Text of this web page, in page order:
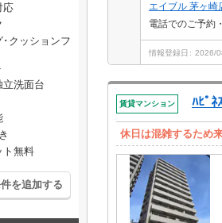
応
･クッションフ
立洗面台
ト無料
を追加する
エイブル 茅ヶ崎
電話でのご予約
情報登録日 2026/
賃貸マンション ﾊﾋﾟﾈ
休日は混雑するため